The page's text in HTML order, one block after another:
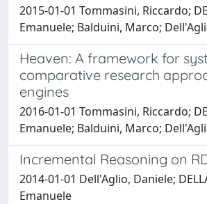
2015-01-01 Tommasini, Riccardo;
Emanuele; Balduini, Marco;
Heaven: A framework for
comparative research
engines
2016-01-01 Tommasini, Riccardo;
Emanuele; Balduini, Marco;
Incremental Reasoning on
2014-01-01 Dell'Aglio, Daniele;
Emanuele